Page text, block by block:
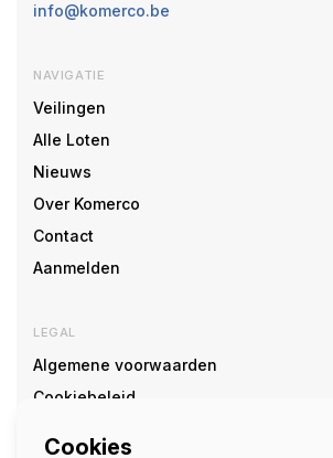
info@komerco.be
NAVIGATIE
Veilingen
Alle Loten
Nieuws
Over Komerco
Contact
Aanmelden
LEGAL
Algemene voorwaarden
Cookiebeleid